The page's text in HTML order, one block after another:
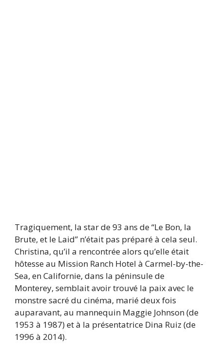
Tragiquement, la star de 93 ans de “Le Bon, la
Brute, et le Laid” n’était pas préparé à cela seul.
Christina, qu’il a rencontrée alors qu’elle était
hôtesse au Mission Ranch Hotel à Carmel-by-the-
Sea, en Californie, dans la péninsule de
Monterey, semblait avoir trouvé la paix avec le
monstre sacré du cinéma, marié deux fois
auparavant, au mannequin Maggie Johnson (de
1953 à 1987) et à la présentatrice Dina Ruiz (de
1996 à 2014).